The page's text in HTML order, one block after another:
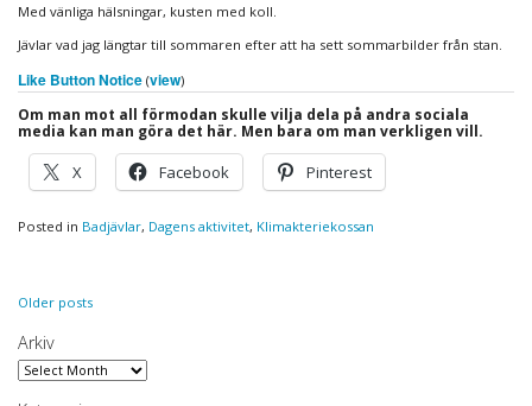
Med vänliga hälsningar, kusten med koll.
Jävlar vad jag längtar till sommaren efter att ha sett sommarbilder från stan.
Like Button Notice (view)
Om man mot all förmodan skulle vilja dela på andra sociala
media kan man göra det här. Men bara om man verkligen vill.
X Facebook Pinterest
Posted in Badjävlar, Dagens aktivitet, Klimakteriekossan
Posts
navigation
Older posts
Arkiv
Arkiv